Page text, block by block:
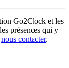
Go2Clock et les
présences qui y
nous contacter.